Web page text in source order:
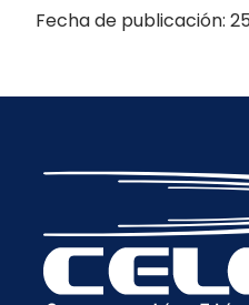
Fecha de publicación: